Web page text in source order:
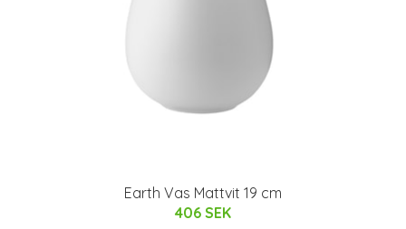
Earth Vas Mattvit 19 cm
406 SEK